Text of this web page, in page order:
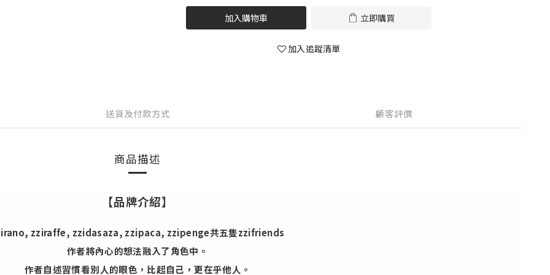
加入購物車 立即購買
加入追蹤清單
送貨及付款方式 顧客評價
商品描述
【品牌介紹】
zziraffe, zzidasaza, zzipaca, zzipenge共五隻zzifriends
作者將內心的想法融入了角色中。
作者自述習慣看別人的眼色，比起自己，更在乎他人。